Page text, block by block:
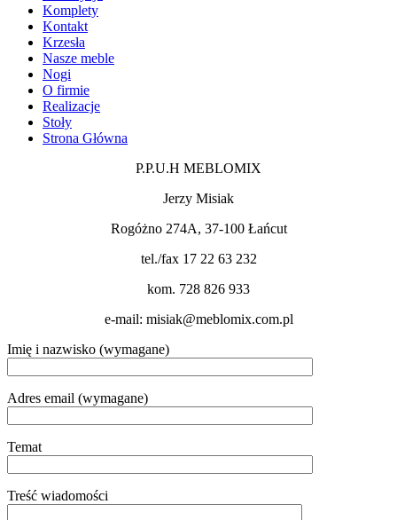
Komplety
Kontakt
Krzesła
Nasze meble
Nogi
O firmie
Realizacje
Stoły
Strona Główna
P.P.U.H MEBLOMIX
Jerzy Misiak
Rogóżno 274A, 37-100 Łańcut
tel./fax 17 22 63 232
kom. 728 826 933
e-mail: misiak@meblomix.com.pl
Imię i nazwisko (wymagane)
Adres email (wymagane)
Temat
Treść wiadomości